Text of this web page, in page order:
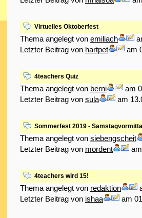
Virtuelles Oktoberfest
Thema angelegt von emiliach
Letzter Beitrag von hartpet am
4teachers Quiz
Thema angelegt von berni
am
Letzter Beitrag von sula am
Sommerfest 2019 -
Thema angelegt von siebengscheit
Letzter Beitrag von mordent
4teachers wird 15!
Thema angelegt von redaktion
Letzter Beitrag von ishaa am